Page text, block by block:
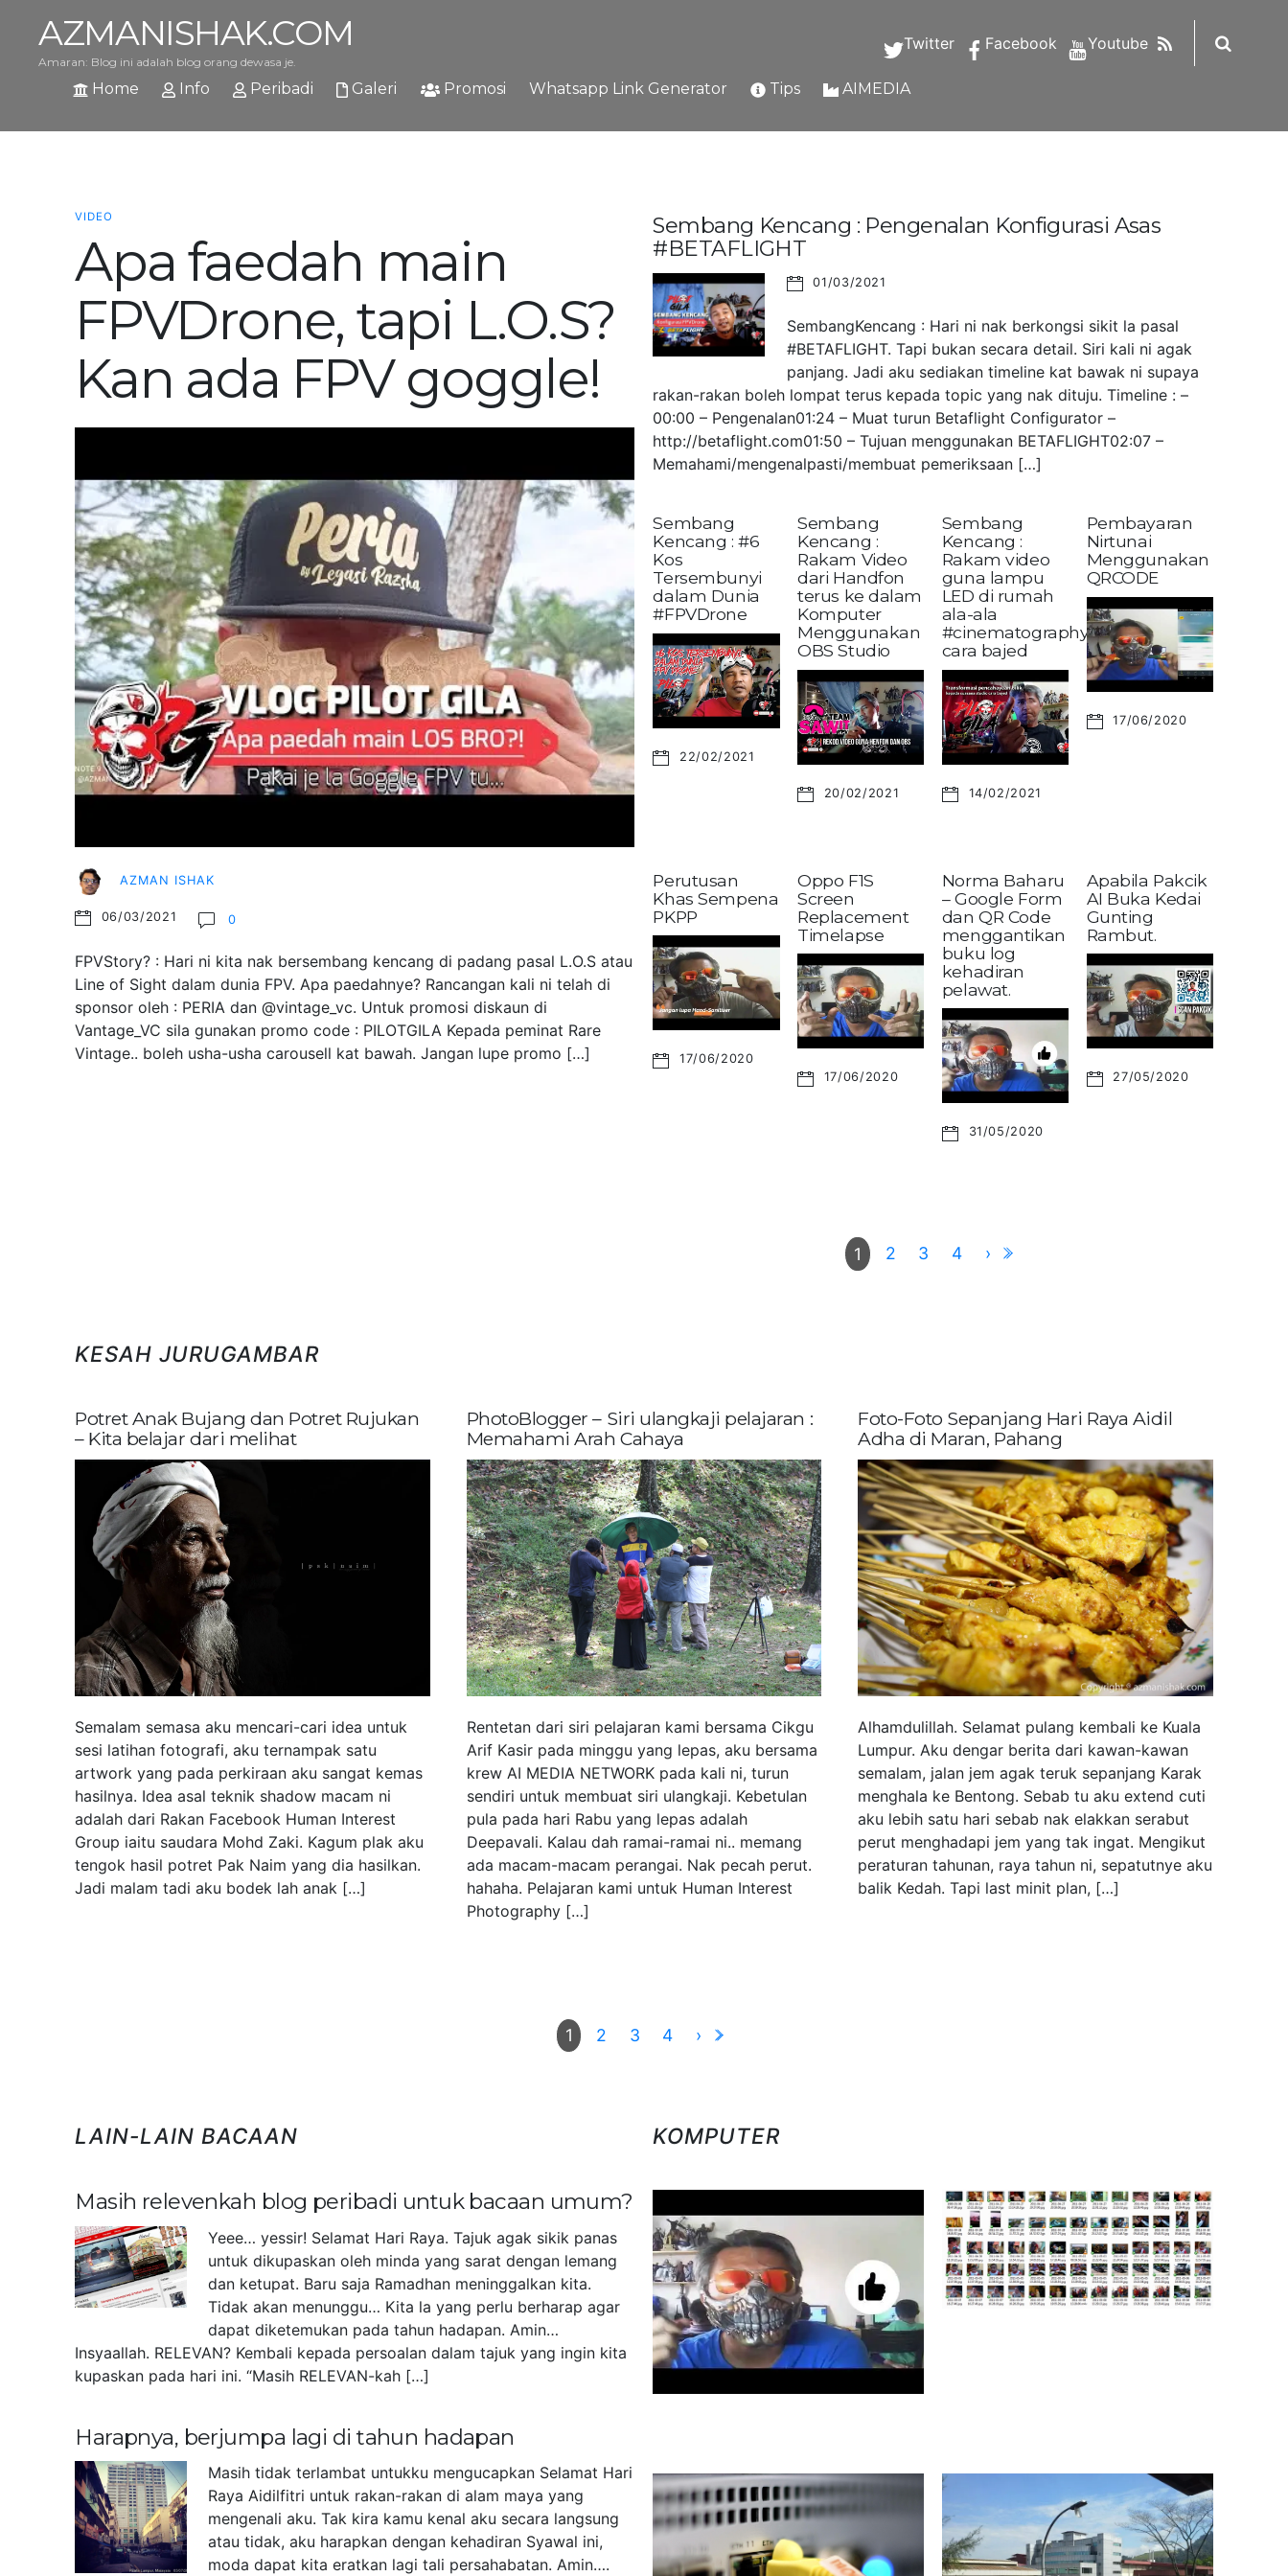
AZMANISHAK.COM
Amaran: Blog ini adalah blog orang dewasa je.
Twitter Facebook Youtube RSS
Home Info Peribadi Galeri Promosi Whatsapp Link Generator Tips AIMEDIA
VIDEO
Apa faedah main
FPVDrone, tapi L.O.S?
Kan ada FPV goggle!
AZMAN ISHAK
06/03/2021 0
FPVStory? : Hari ni kita nak bersembang kencang di padang pasal L.O.S atau
Line of Sight dalam dunia FPV. Apa paedahnye? Rancangan kali ni telah di
sponsor oleh : PERIA dan @vintage_vc. Untuk promosi diskaun di
Vantage_VC sila gunakan promo code : PILOTGILA Kepada peminat Rare
Vintage.. boleh usha-usha carousell kat bawah. Jangan lupe promo […]
Sembang Kencang : Pengenalan Konfigurasi Asas
#BETAFLIGHT
01/03/2021
SembangKencang : Hari ni nak berkongsi sikit la pasal
#BETAFLIGHT. Tapi bukan secara detail. Siri kali ni agak
panjang. Jadi aku sediakan timeline kat bawak ni supaya
rakan-rakan boleh lompat terus kepada topic yang nak dituju. Timeline : –
00:00 – Pengenalan01:24 – Muat turun Betaflight Configurator –
http://betaflight.com01:50 – Tujuan menggunakan BETAFLIGHT02:07 –
Memahami/mengenalpasti/membuat pemeriksaan […]
Sembang
Kencang : #6
Kos
Tersembunyi
dalam Dunia
#FPVDrone
22/02/2021
Sembang
Kencang :
Rakam Video
dari Handfon
terus ke dalam
Komputer
Menggunakan
OBS Studio
20/02/2021
Sembang
Kencang :
Rakam video
guna lampu
LED di rumah
ala-ala
#cinematography?
cara bajed
14/02/2021
Pembayaran
Nirtunai
Menggunakan
QRCODE
17/06/2020
Perutusan
Khas Sempena
PKPP
17/06/2020
Oppo F1S
Screen
Replacement
Timelapse
17/06/2020
Norma Baharu
– Google Form
dan QR Code
menggantikan
buku log
kehadiran
pelawat.
31/05/2020
Apabila Pakcik
AI Buka Kedai
Gunting
Rambut.
27/05/2020
1 2 3 4 ›
KESAH JURUGAMBAR
Potret Anak Bujang dan Potret Rujukan
– Kita belajar dari melihat
Semalam semasa aku mencari-cari idea untuk
sesi latihan fotografi, aku ternampak satu
artwork yang pada perkiraan aku sangat kemas
hasilnya. Idea asal teknik shadow macam ni
adalah dari Rakan Facebook Human Interest
Group iaitu saudara Mohd Zaki. Kagum plak aku
tengok hasil potret Pak Naim yang dia hasilkan.
Jadi malam tadi aku bodek lah anak […]
PhotoBlogger – Siri ulangkaji pelajaran :
Memahami Arah Cahaya
Rentetan dari siri pelajaran kami bersama Cikgu
Arif Kasir pada minggu yang lepas, aku bersama
krew AI MEDIA NETWORK pada kali ni, turun
sendiri untuk membuat siri ulangkaji. Kebetulan
pula pada hari Rabu yang lepas adalah
Deepavali. Kalau dah ramai-ramai ni.. memang
ada macam-macam perangai. Nak pecah perut.
hahaha. Pelajaran kami untuk Human Interest
Photography […]
Foto-Foto Sepanjang Hari Raya Aidil
Adha di Maran, Pahang
Alhamdulillah. Selamat pulang kembali ke Kuala
Lumpur. Aku dengar berita dari kawan-kawan
semalam, jalan jem agak teruk sepanjang Karak
menghala ke Bentong. Sebab tu aku extend cuti
aku lebih satu hari sebab nak elakkan serabut
perut menghadapi jem yang tak ingat. Mengikut
peraturan tahunan, raya tahun ni, sepatutnye aku
balik Kedah. Tapi last minit plan, […]
1 2 3 4 ›
LAIN-LAIN BACAAN
Masih relevenkah blog peribadi untuk bacaan umum?
Yeee… yessir! Selamat Hari Raya. Tajuk agak sikik panas
untuk dikupaskan oleh minda yang sarat dengan lemang
dan ketupat. Baru saja Ramadhan meninggalkan kita.
Tidak akan menunggu… Kita la yang perlu berharap agar
dapat diketemukan pada tahun hadapan. Amin…
Insyaallah. RELEVAN? Kembali kepada persoalan dalam tajuk yang ingin kita
kupaskan pada hari ini. “Masih RELEVAN-kah […]
Harapnya, berjumpa lagi di tahun hadapan
Masih tidak terlambat untukku mengucapkan Selamat Hari
Raya Aidilfitri untuk rakan-rakan di alam maya yang
mengenali aku. Tak kira kamu kenal aku secara langsung
atau tidak, aku harapkan dengan kehadiran Syawal ini,
moda dapat kita eratkan lagi tali persahabatan. Amin….
KOMPUTER